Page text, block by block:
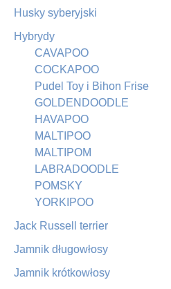
Husky syberyjski
Hybrydy
CAVAPOO
COCKAPOO
Pudel Toy i Bihon Frise
GOLDENDOODLE
HAVAPOO
MALTIPOO
MALTIPOM
LABRADOODLE
POMSKY
YORKIPOO
Jack Russell terrier
Jamnik długowłosy
Jamnik krótkowłosy